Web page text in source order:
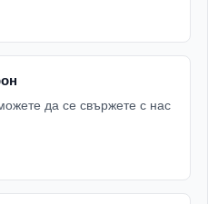
да се свържете с нас